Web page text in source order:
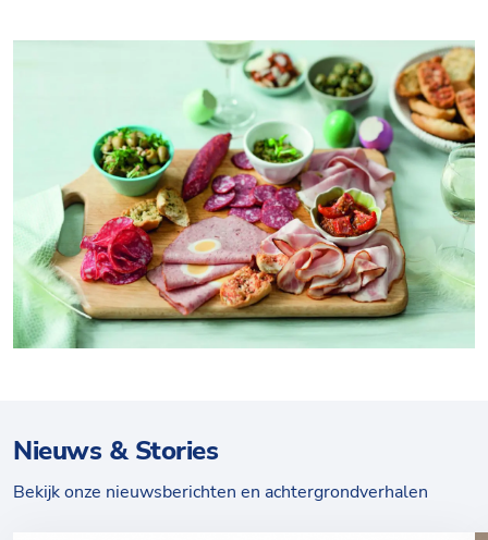
Nieuws & Stories
Bekijk onze nieuwsberichten en achtergrondverhalen